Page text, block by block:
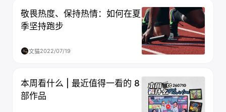
敬畏热度、保持热情：如何在夏
季坚持跑步
文猫2022/07/19
本周看什么 | 最近值得一看的 8
部作品